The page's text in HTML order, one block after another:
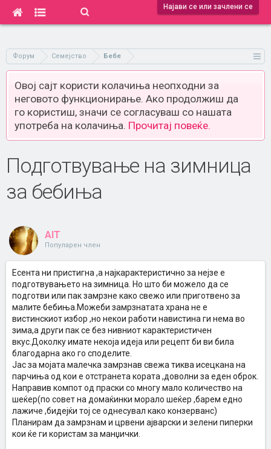
Најави се или зачлени се
Форум Семејство Бебе
Овој сајт користи колачиња неопходни за
неговото функционирање. Ако продолжиш да
го користиш, значи се согласуваш со нашата
употреба на колачиња. Прочитај повеќе.
Подготвување на зимница
за бебиња
AIT
Популарен член
Есента ни пристигна ,а најкарактеристично за нејзе е
подготвувањето на зимница. Но што би можело да се
подготви или пак замрзне како свежо или приготвено за
малите бебиња.Можеби замрзнатата храна не е
вистинскиот избор ,но некои работи навистина ги нема во
зима,а други пак се без нивниот карактеристичен
вкус.Доколку имате некоја идеја или рецепт би ви била
благодарна ако го споделите.
Јас за мојата малечка замрзнав свежа тиква исецкана на
парчиња од кои е отстранета кората ,доволни за еден оброк.
Направив компот од праски со многу мало количество на
шеќер(по совет на домаќинки морало шеќер ,барем едно
лажиче ,бидејќи тој се однесувал како конзерванс)
Планирам да замрзнам и црвени ајварски и зелени пиперки
кои ќе ги користам за манџички.